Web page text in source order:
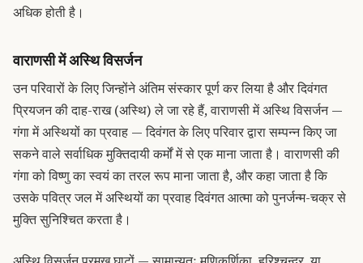
अधिक होती है।
वाराणसी में अस्थि विसर्जन
उन परिवारों के लिए जिन्होंने अंतिम संस्कार पूर्ण कर लिया है और दिवंगत
प्रियजन की दाह-राख (अस्थि) ले जा रहे हैं, वाराणसी में अस्थि विसर्जन —
गंगा में अस्थियों का प्रवाह — दिवंगत के लिए परिवार द्वारा सम्पन्न किए जा
सकने वाले सर्वाधिक मुक्तिदायी कर्मों में से एक माना जाता है। वाराणसी की
गंगा को विष्णु का स्वयं का तरल रूप माना जाता है, और कहा जाता है कि
उसके पवित्र जल में अस्थियों का प्रवाह दिवंगत आत्मा को पुनर्जन्म-चक्र से
मुक्ति सुनिश्चित करता है।